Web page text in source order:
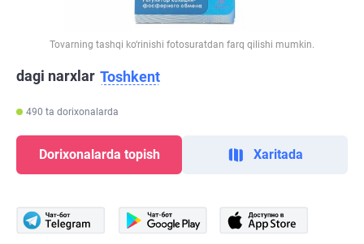
Tovarning tashqi ko‘rinishi fotosuratdan farq qilishi mumkin.
dagi narxlar Toshkent
490 ta dorixonalarda
Dorixonalarda topish Xaritada